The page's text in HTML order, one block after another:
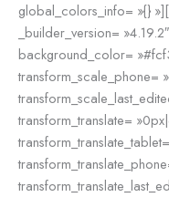
global_colors_info= »{}
_builder_version=
background_color=
transform_scale_phone=
transform_translate=